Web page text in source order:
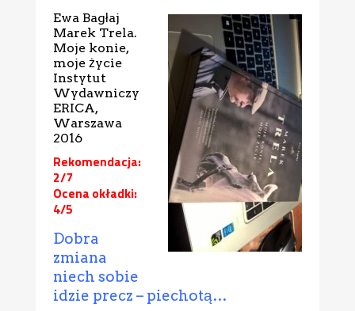
Ewa Bagłaj
Marek Trela.
Moje konie,
moje życie
Instytut
Wydawniczy
ERICA,
Warszawa
2016
Rekomendacja:
2/7
Ocena okładki:
4/5
Dobra
zmiana
niech sobie
idzie precz – piechotą…